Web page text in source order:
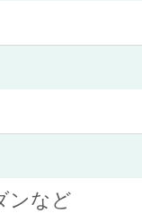
ンなど